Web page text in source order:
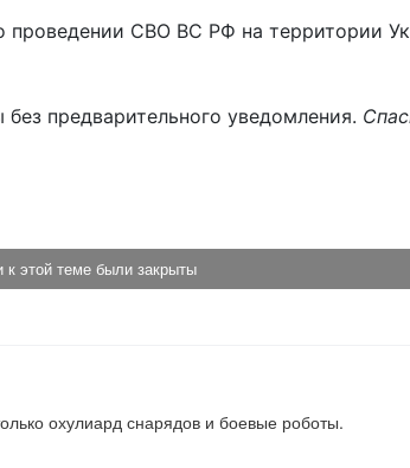
проведении СВО ВС РФ на территории
предварительного уведомления.
к этой теме были закрыты
охулиард снарядов и боевые роботы.